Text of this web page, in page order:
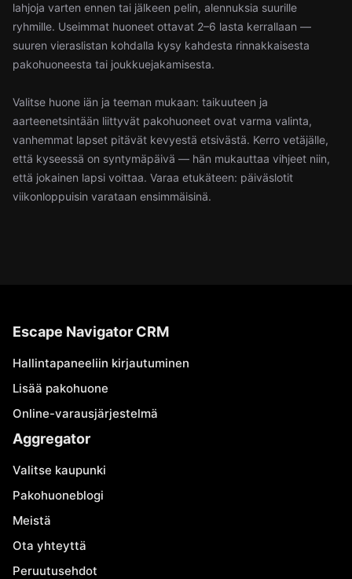
lahjoja varten ennen tai jälkeen pelin, alennuksia suurille
ryhmille. Useimmat huoneet ottavat 2–6 lasta kerrallaan —
suuren vieraslistan kohdalla kysy kahdesta rinnakkaisesta
pakohuoneesta tai joukkuejakamisesta.
Valitse huone iän ja teeman mukaan: taikuuteen ja
aarteenetsintään liittyvät pakohuoneet ovat varma valinta,
vanhemmat lapset pitävät kevyestä etsivästä. Kerro vetäjälle,
että kyseessä on syntymäpäivä — hän mukauttaa vihjeet niin,
että jokainen lapsi voittaa. Varaa etukäteen: päiväslotit
viikonloppuisin varataan ensimmäisinä.
Escape Navigator CRM
Hallintapaneeliin kirjautuminen
Lisää pakohuone
Online-varausjärjestelmä
Aggregator
Valitse kaupunki
Pakohuoneblogi
Meistä
Ota yhteyttä
Peruutusehdot